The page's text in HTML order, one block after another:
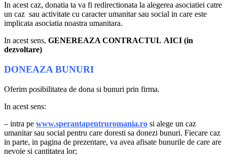
In acest caz, donatia ta va fi redirectionata la alegerea asociatiei catre
un caz sau activitate cu caracter umanitar sau social in care este
implicata asociatia noastra umanitara.
In acest sens, GENEREAZA CONTRACTUL AICI (in
dezvoltare)
DONEAZA BUNURI
Oferim posibilitatea de dona si bunuri prin firma.
In acest sens:
– intra pe www.sperantapentruromania.ro si alege un caz
umanitar sau social pentru care doresti sa donezi bunuri. Fiecare caz
in parte, in pagina de prezentare, va avea afisate bunurile de care are
nevoie si cantitatea lor;